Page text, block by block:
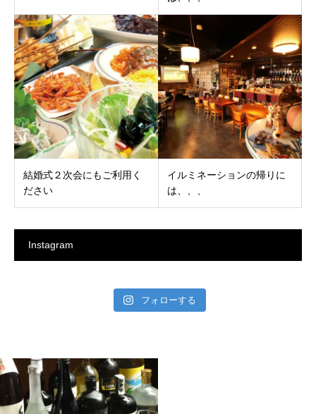
結婚式２次会にもご利用く
ださい
イルミネーションの帰りに
は、、、
Instagram
フォローする